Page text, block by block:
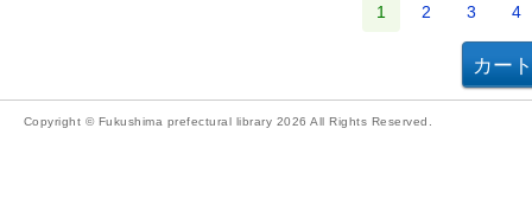
1 2 3 4
Copyright © Fukushima prefectural library 2026 All Rights Reserved.